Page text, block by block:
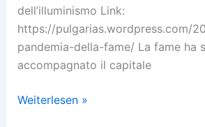
dell’illuminismo Link:
https://pulgarias.wordpress.com/
pandemia-della-fame/ La fame ha
accompagnato il capitale
La
Weiterlesen »